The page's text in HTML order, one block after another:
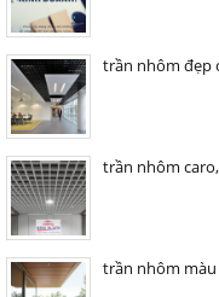
trần nhôm đẹp
trần nhôm
trần nhôm